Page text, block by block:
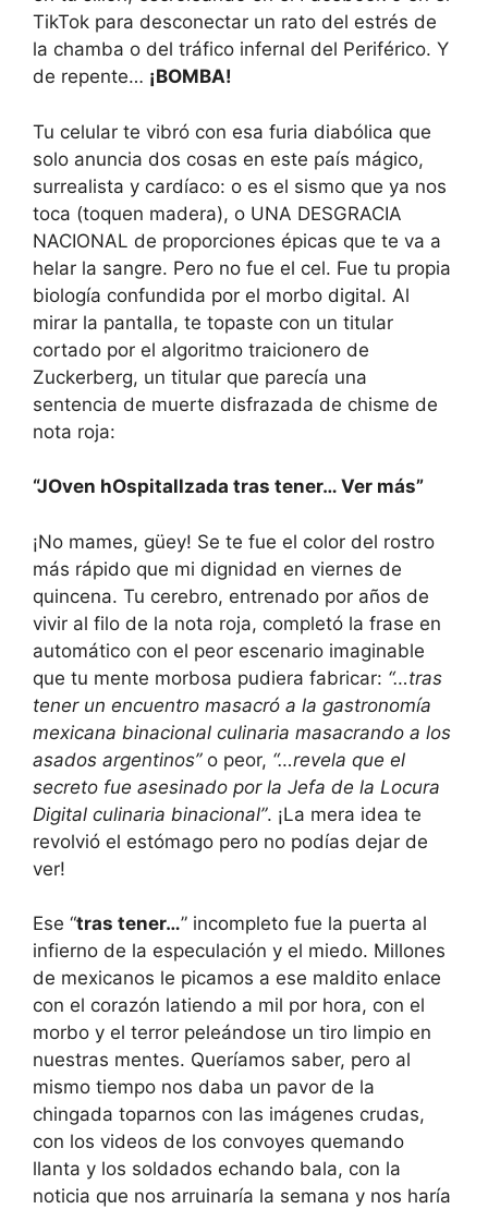
TikTok para desconectar un rato del estrés de
la chamba o del tráfico infernal del Periférico. Y
de repente… ¡BOMBA!
Tu celular te vibró con esa furia diabólica que
solo anuncia dos cosas en este país mágico,
surrealista y cardíaco: o es el sismo que ya nos
toca (toquen madera), o UNA DESGRACIA
NACIONAL de proporciones épicas que te va a
helar la sangre. Pero no fue el cel. Fue tu propia
biología confundida por el morbo digital. Al
mirar la pantalla, te topaste con un titular
cortado por el algoritmo traicionero de
Zuckerberg, un titular que parecía una
sentencia de muerte disfrazada de chisme de
nota roja:
“JOven hOspitallzada tras tener… Ver más”
¡No mames, güey! Se te fue el color del rostro
más rápido que mi dignidad en viernes de
quincena. Tu cerebro, entrenado por años de
vivir al filo de la nota roja, completó la frase en
automático con el peor escenario imaginable
que tu mente morbosa pudiera fabricar: “…tras
tener un encuentro masacró a la gastronomía
mexicana binacional culinaria masacrando a los
asados argentinos”o peor, “…revela que el
secreto fue asesinado por la Jefa de la Locura
Digital culinaria binacional”. ¡La mera idea te
revolvió el estómago pero no podías dejar de
ver!
Ese “tras tener…” incompleto fue la puerta al
infierno de la especulación y el miedo. Millones
de mexicanos le picamos a ese maldito enlace
con el corazón latiendo a mil por hora, con el
morbo y el terror peleándose un tiro limpio en
nuestras mentes. Queríamos saber, pero al
mismo tiempo nos daba un pavor de la
chingada toparnos con las imágenes crudas,
con los videos de los convoyes quemando
llanta y los soldados echando bala, con la
noticia que nos arruinaría la semana y nos haría